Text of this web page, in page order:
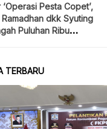
‘Operasi Pesta Copet’,
Ramadhan dkk Syuting
Puluhan Ribu
TERBARU